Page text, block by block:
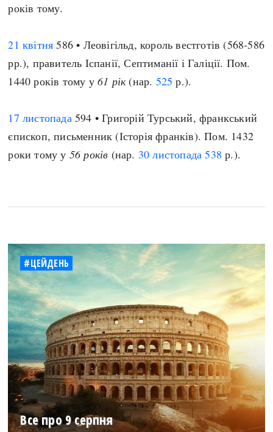
років тому.
21 квітня 586 • Леовігільд, король вестготів (568-586
рр.), правитель Іспанії, Септиманії і Галіції. Пом.
1440 років тому у61 рік(нар. 525 р.).
17 листопада594 • Григорій Турський, франкський
єпископ, письменник (Історія франків). Пом. 1432
роки тому у 56 років (нар. 30 листопада 538 р.).
#ЦЕЙДЕНЬ
Все про 9 серпня